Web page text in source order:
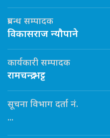
प्रबन्ध सम्पादक
विकासराज न्यौपाने
कार्यकारी सम्पादक
रामचन्द्र भट्ट
सूचना विभाग दर्ता नं.
...